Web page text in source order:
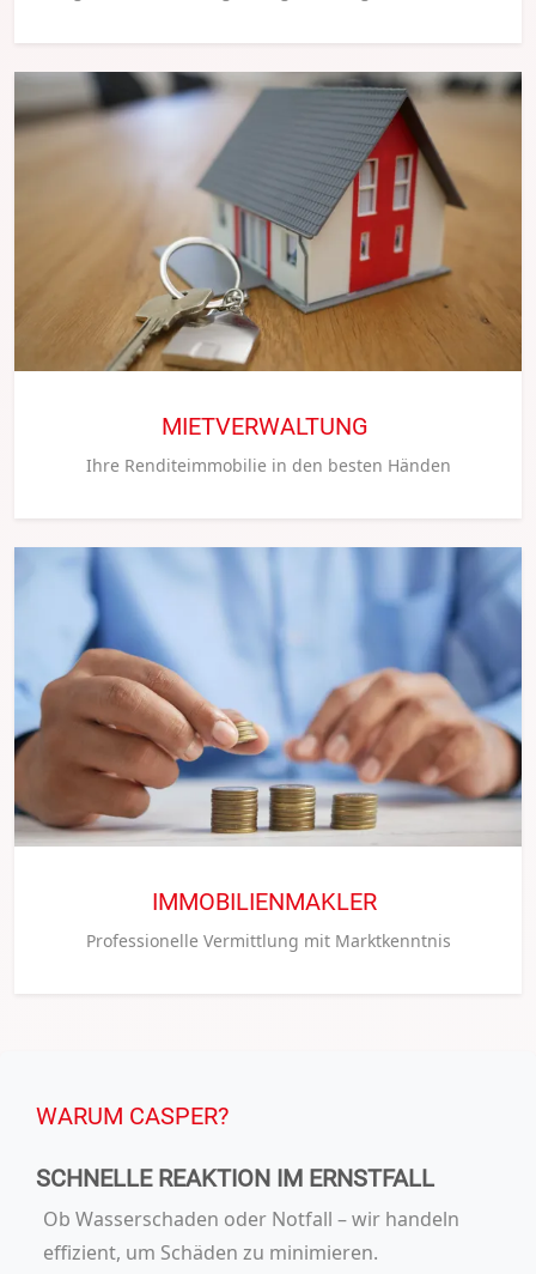
MIETVERWALTUNG
Ihre Renditeimmobilie in den besten Händen
IMMOBILIENMAKLER
Professionelle Vermittlung mit Marktkenntnis
WARUM CASPER?
SCHNELLE REAKTION IM ERNSTFALL
Ob Wasserschaden oder Notfall – wir handeln
effizient, um Schäden zu minimieren.